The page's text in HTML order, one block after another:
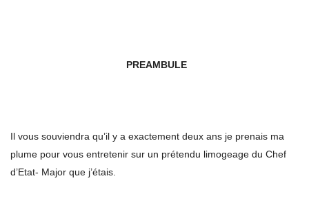
PREAMBULE
Il vous souviendra qu’il y a exactement deux ans je prenais ma
plume pour vous entretenir sur un prétendu limogeage du Chef
d’Etat- Major que j’étais.